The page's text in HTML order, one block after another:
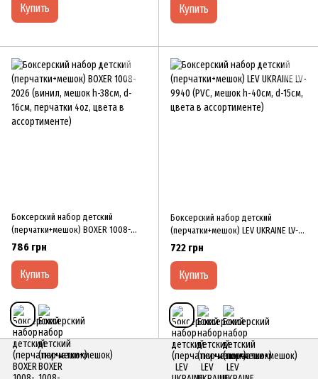
Купить Купить
Боксерский набор детский
(перчатки+мешок) BOXER 1008-
2026 (винил, мешок h-38см, d-16см,
перчатки 4oz, цвета в
ассортименте)
786 грн
Купить
Боксерский набор детский
(перчатки+мешок) LEV UKRAINE LV-
9940 (PVC, мешок h-40см, d-15см,
цвета в ассортименте)
722 грн
Купить